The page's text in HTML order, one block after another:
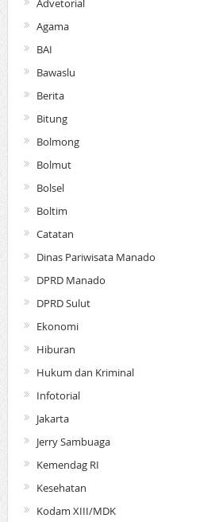
Advetorial
Agama
BAI
Bawaslu
Berita
Bitung
Bolmong
Bolmut
Bolsel
Boltim
Catatan
Dinas Pariwisata Manado
DPRD Manado
DPRD Sulut
Ekonomi
Hiburan
Hukum dan Kriminal
Infotorial
Jakarta
Jerry Sambuaga
Kemendag RI
Kesehatan
Kodam XIII/MDK